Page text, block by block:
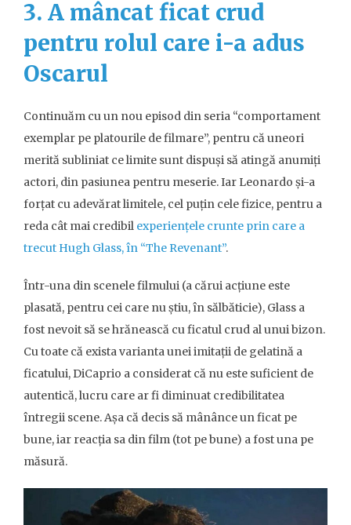
3. A mâncat ficat crud
pentru rolul care i-a adus
Oscarul
Continuăm cu un nou episod din seria “comportament
exemplar pe platourile de filmare”, pentru că uneori
merită subliniat ce limite sunt dispuși să atingă anumiți
actori, din pasiunea pentru meserie. Iar Leonardo și-a
forțat cu adevărat limitele, cel puțin cele fizice, pentru a
reda cât mai credibil experiențele crunte prin care a
trecut Hugh Glass, în “The Revenant”.
Într-una din scenele filmului (a cărui acțiune este
plasată, pentru cei care nu știu, în sălbăticie), Glass a
fost nevoit să se hrănească cu ficatul crud al unui bizon.
Cu toate că exista varianta unei imitații de gelatină a
ficatului, DiCaprio a considerat că nu este suficient de
autentică, lucru care ar fi diminuat credibilitatea
întregii scene. Așa că decis să mânânce un ficat pe
bune, iar reacția sa din film (tot pe bune) a fost una pe
măsură.